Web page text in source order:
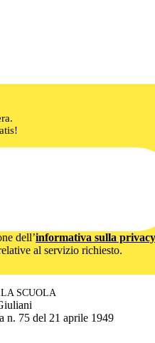
dell’informativa sulla privacy
al servizio richiesto.
SCUOLA
n. 75 del 21 aprile 1949